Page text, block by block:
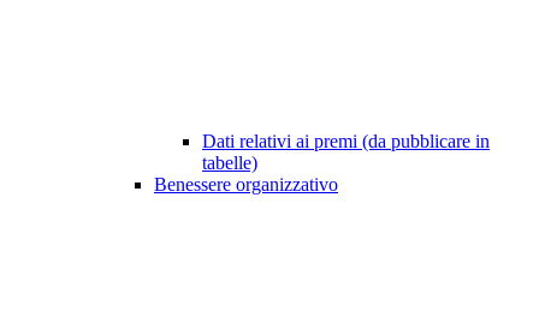
Dati relativi ai premi (da pubblicare in
tabelle)
Benessere organizzativo